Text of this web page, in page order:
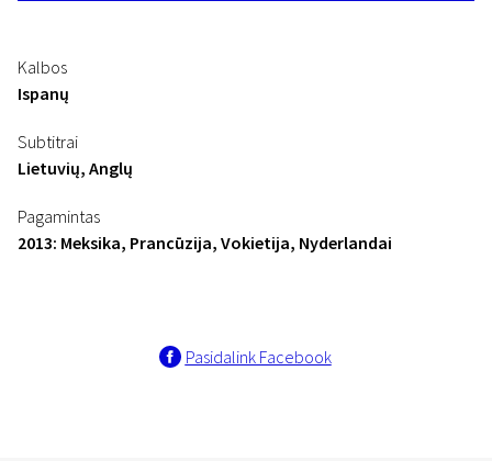
Kalbos
Ispanų
Subtitrai
Lietuvių, Anglų
Pagamintas
2013: Meksika, Prancūzija, Vokietija, Nyderlandai
Pasidalink Facebook